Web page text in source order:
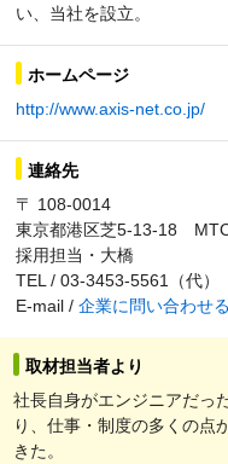
い、当社を設立。
ホームページ
http://www.axis-net.co.jp/
連絡先
〒 108-0014
東京都港区芝5-13-18
採用担当・大橋
TEL / 03-3453-5561（代）
E-mail / 企業に問い合わせる
取材担当者より
社長自身がエンジニアだっ
り、仕事・制度の多くの点
きた。